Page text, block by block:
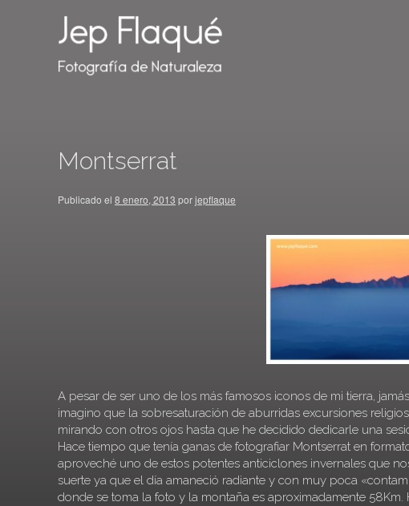
Montserrat
Publicado el 8 enero, 2013 porjepflaque
A pesar de ser uno de los más famosos iconos de mi tierra,
imagino que la sobresaturación de aburridas excursiones
mirando con otros ojos hasta que he decidido dedicarle una
Hace tiempo que tenía ganas de fotografiar Montserrat en
aproveché uno de estos potentes anticiclones invernales que
suerte ya que el día amaneció radiante y con muy poca
donde se toma la foto y la montaña es aproximadamente